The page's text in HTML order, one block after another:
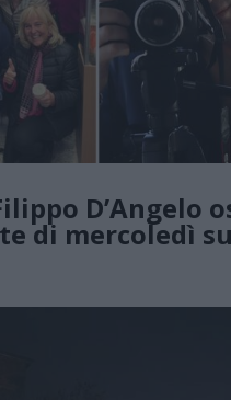
D’Angelo
di mercoledì